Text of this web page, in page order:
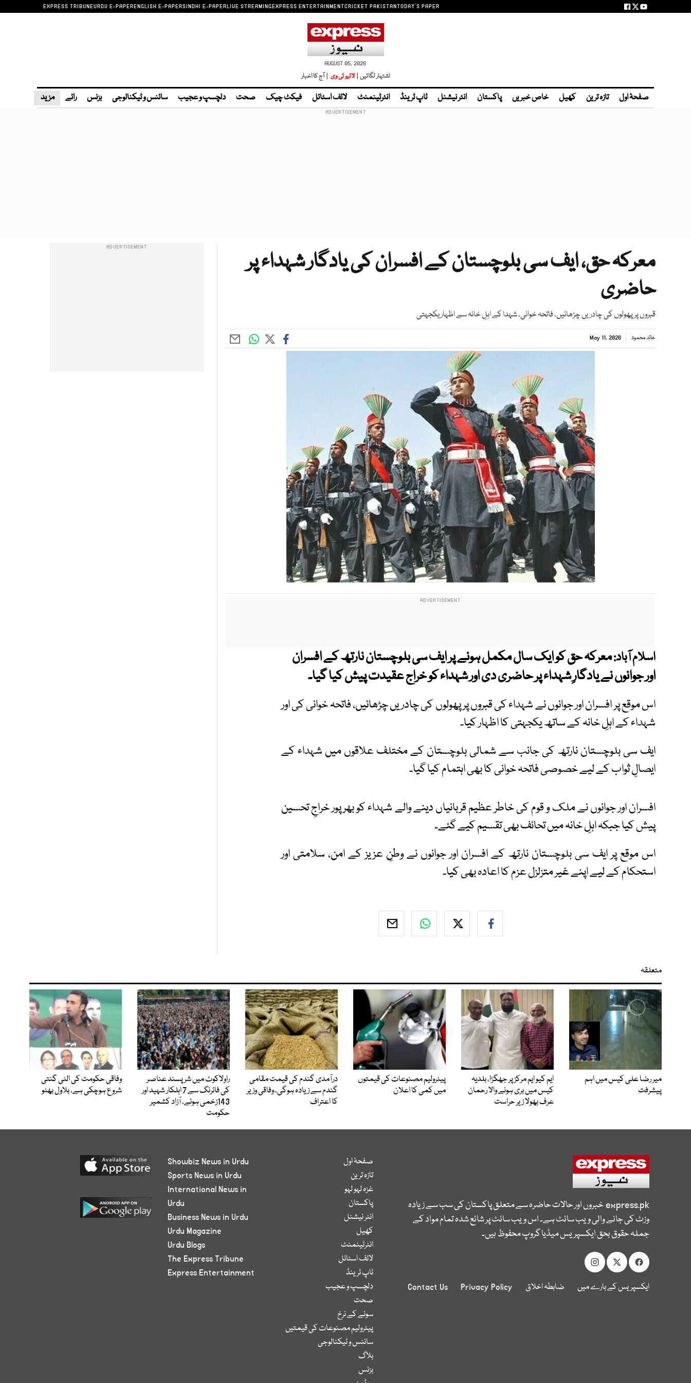
EXPRESS TRIBUNEURDU E-PAPERENGLISH E-PAPERSINDHI E-PAPERLIVE STREAMINGEXPRESS ENTERTAINMENTCRICKET PAKISTANTODAY'S PAPER
AUGUST 05, 2026
اشتہار لگائیں | لائیو ٹی وی | آج کا اخبار
صفحۂ اول تازہ ترین کھیل خاص خبریں پاکستان انٹر نیشنل ٹاپ ٹرینڈ انٹرٹینمنٹ لائف اسٹائل فیکٹ چیک صحت دلچسپ و عجیب سائنس و ٹیکنالوجی بزنس رائے مزید
معرکہ حق، ایف سی بلوچستان کے افسران کی یادگار شہداء پر
حاضری
قبروں پر پھولوں کی چادریں چڑھائیں، فاتحہ خوانی، شہدا کے اہلِ خانہ سے اظہار یکجہتی
خالد محمود May 11, 2026
اسلام آباد:معرکہ حق کو ایک سال مکمل ہونے پر ایف سی بلوچستان نارتھ کے افسران
اور جوانوں نے یادگارِ شہداء پر حاضری دی اور شہداء کو خراج عقیدت پیش کیا گیا۔
اس موقع پر افسران اور جوانوں نے شہداء کی قبروں پر پھولوں کی چادریں چڑھائیں، فاتحہ خوانی کی اور
شہداء کے اہلِ خانہ کے ساتھ یکجہتی کا اظہار کیا۔
ایف سی بلوچستان نارتھ کی جانب سے شمالی بلوچستان کے مختلف علاقوں میں شہداء کے
ایصالِ ثواب کے لیے خصوصی فاتحہ خوانی کا بھی اہتمام کیا گیا۔
افسران اور جوانوں نے ملک و قوم کی خاطر عظیم قربانیاں دینے والے شہداء کو بھرپور خراجِ تحسین
پیش کیا جبکہ اہلِ خانہ میں تحائف بھی تقسیم کیے گئے۔
اس موقع پر ایف سی بلوچستان نارتھ کے افسران اور جوانوں نے وطنِ عزیز کے امن، سلامتی اور
استحکام کے لیے اپنے غیر متزلزل عزم کا اعادہ بھی کیا۔
متعلقہ
میر رضا علی کیس میں اہم
پیشرفت
ایم کیو ایم مرکز پر جھگڑا، بلدیہ
کیس میں بری ہونے والا رحمان
عرف بھولا زیر حراست
پیٹرولیم مصنوعات کی قیمتوں
میں کمی کا اعلان
درآمدی گندم کی قیمت مقامی
گندم سے زیادہ ہوگی، وفاقی وزیر
کا اعتراف
راولاکوٹ میں شرپسند عناصر
کی فائرنگ سے 7 اہلکار شہید اور
143زخمی ہوئے، آزاد کشمیر
حکومت
وفاقی حکومت کی الٹی گنتی
شروع ہوچکی ہے، بلاول بھٹو
express.pkخبروں اور حالات حاضرہ سے متعلق پاکستان کی سب سے زیادہ
وزٹ کی جانے والی ویب سائٹ ہے۔ اس ویب سائٹ پر شائع شدہ تمام مواد کے
جملہ حقوق بحق ایکسپریس میڈیا گروپ محفوظ ہیں۔
ایکسپریس کے بارے میں ضابطہ اخلاق Privacy Policy
Contact Us
صفحۂ اول
تازہ ترین
غزہ لہو لہو
پاکستان
انٹر نیشنل
کھیل
انٹرٹینمنٹ
لائف اسٹائل
ٹاپ ٹرینڈ
دلچسپ و عجیب
صحت
سونے کے نرخ
پیٹرولیم مصنوعات کی قیمتیں
سائنس و ٹیکنالوجی
بلاگ
بزنس
Showbiz News in Urdu
Sports News in Urdu
International News in
Urdu
Business News in Urdu
Urdu Magazine
Urdu Blogs
The Express Tribune
Express Entertainment